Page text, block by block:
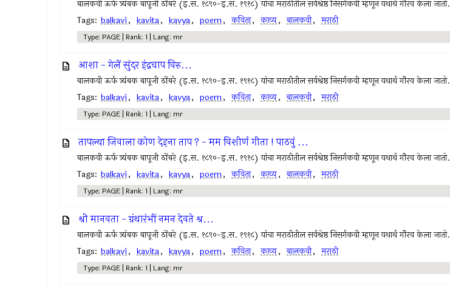
बालकवी ऊर्फ त्र्यंबक बापूजी ठोंबरे (इ.स. १८९०-इ.स. १९१८) यांचा मराठीतील सर्वश्रेष्ठ निसर्गकवी म्हणून यथार्थ गौरव केला जातो.
Tags: balkavi, kavita, kavya, poem, कविता, काव्य, बालकवी, मराठी
Type: PAGE | Rank: 1 | Lang: mr
आशा - गेलें सुंदर इंद्रचाप विरु...
बालकवी ऊर्फ त्र्यंबक बापूजी ठोंबरे (इ.स. १८९०-इ.स. १९१८) यांचा मराठीतील सर्वश्रेष्ठ निसर्गकवी म्हणून यथार्थ गौरव केला जातो.
Tags: balkavi, kavita, kavya, poem, कविता, काव्य, बालकवी, मराठी
Type: PAGE | Rank: 1 | Lang: mr
तापल्या जिवाला कोण देइना ताप ? - मम विशीर्ण गीता ! पाठवुं ...
बालकवी ऊर्फ त्र्यंबक बापूजी ठोंबरे (इ.स. १८९०-इ.स. १९१८) यांचा मराठीतील सर्वश्रेष्ठ निसर्गकवी म्हणून यथार्थ गौरव केला जातो.
Tags: balkavi, kavita, kavya, poem, कविता, काव्य, बालकवी, मराठी
Type: PAGE | Rank: 1 | Lang: mr
श्री मानवता - ग्रंथारंभीं नमन देवते श्र...
बालकवी ऊर्फ त्र्यंबक बापूजी ठोंबरे (इ.स. १८९०-इ.स. १९१८) यांचा मराठीतील सर्वश्रेष्ठ निसर्गकवी म्हणून यथार्थ गौरव केला जातो.
Tags: balkavi, kavita, kavya, poem, कविता, काव्य, बालकवी, मराठी
Type: PAGE | Rank: 1 | Lang: mr